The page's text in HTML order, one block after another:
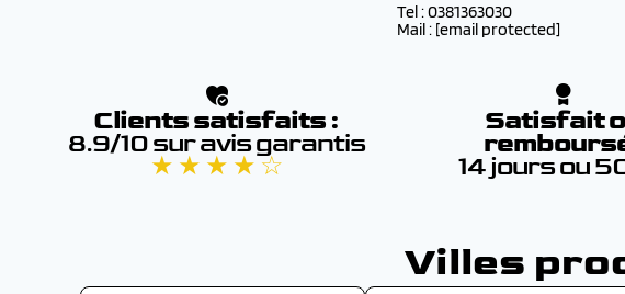
Tel : 0381363030
Mail : [email protected]
Clients satisfaits :
8.9/10 sur avis garantis
★ ★ ★ ★ ☆
Satisfait
14 jours ou
Villes